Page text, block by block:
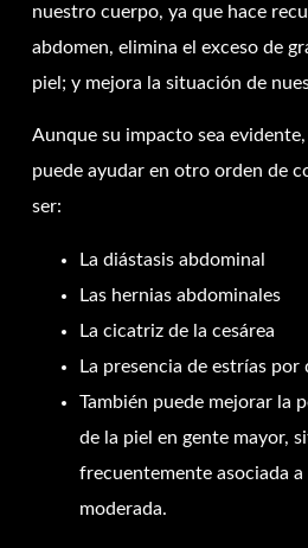
nuestro cuerpo, ya que hace
abdomen, elimina el exceso de
piel; y mejora la situación de
Aunque su impacto sea
puede ayudar en otro orden de
ser:
La diástasis abdominal
Las hernias abdominales
La cicatriz de la cesárea
La presencia de estrías
También puede mejorar la
de la piel en gente mayor,
frecuentemente asociada a
moderada.